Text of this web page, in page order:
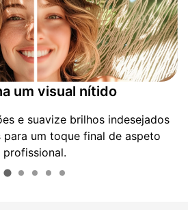
um visual nítido
e suavize brilhos indesejados
para um toque final de aspeto
profissional.